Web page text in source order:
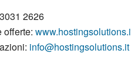
2626
offerte:
info@hostingsolutions.it